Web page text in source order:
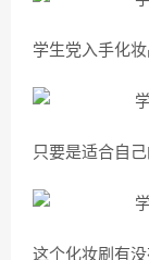
学生党入手化
只要是适合自
这个化妆刷有